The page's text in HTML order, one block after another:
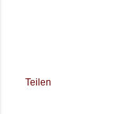
Teilen